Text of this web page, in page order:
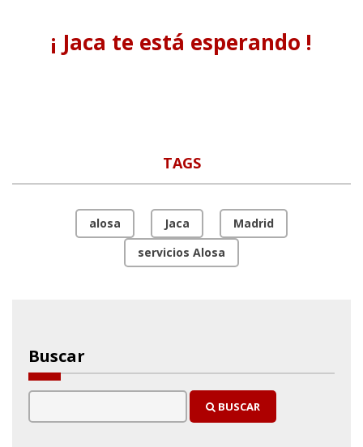
¡ Jaca te está esperando !
TAGS
alosa Jaca
Madrid
servicios Alosa
Buscar
BUSCAR